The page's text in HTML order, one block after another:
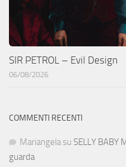
SIR PETROL – Evil Design
06/08/2026
COMMENTI RECENTI
Mariangela su SELLY BABY
guarda